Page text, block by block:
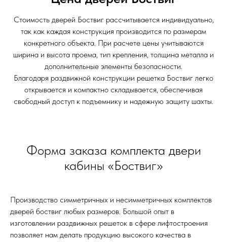
Стоимость дверей Боствиг рассчитывается индивидуально,
так как каждая конструкция производится по размерам
конкретного объекта. При расчете цены учитываются
ширина и высота проема, тип крепления, толщина металла и
дополнительные элементы безопасности.
Благодаря раздвижной конструкции решетка Боствиг легко
открывается и компактно складывается, обеспечивая
свободный доступ к подъемнику и надежную защиту шахты.
Форма заказа комплекта двери
кабины «Боствиг»
Производство симметричных и несимметричных комплектов
дверей боствиг любых размеров. Большой опыт в
изготовлении раздвижных решеток в сфере лифтостроения
позволяет нам делать продукцию высокого качества в